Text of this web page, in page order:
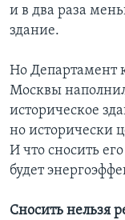
и в два раза
здание.
Но Департамент
Москвы наполнил
историческое
но исторически
И что сносить
будет
Сносить нельзя